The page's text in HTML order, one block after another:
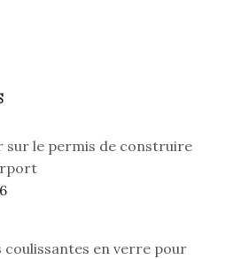
sur le permis de construire
coulissantes en verre pour